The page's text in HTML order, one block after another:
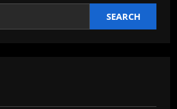
SEARCH